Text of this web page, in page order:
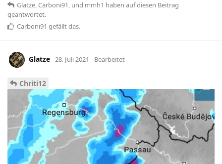
Glatze, Carboni91, und mmh1 haben auf diesen Beitrag
geantwortet.
Carboni91 gefällt das.
Glatze 28. Juli 2021 Bearbeitet
Chriti12